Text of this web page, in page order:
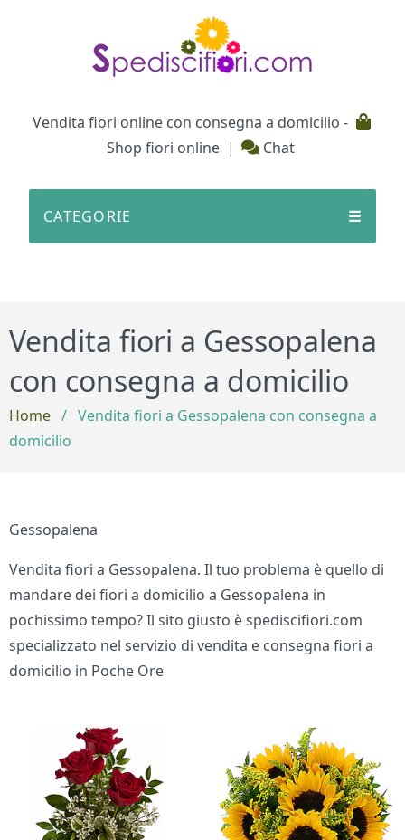
Vendita fiori online con consegna a domicilio -
Shop fiori online | Chat
CATEGORIE ☰
Vendita fiori a Gessopalena
con consegna a domicilio
Home / Vendita fiori a Gessopalena con consegna a
domicilio
Gessopalena
Vendita fiori a Gessopalena. Il tuo problema è quello di
mandare dei fiori a domicilio a Gessopalena in
pochissimo tempo? Il sito giusto è spediscifiori.com
specializzato nel servizio di vendita e consegna fiori a
domicilio in Poche Ore
Bouquet di fiori